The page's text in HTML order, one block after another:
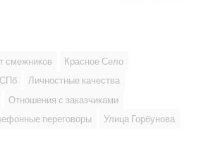
смежников
Красное Село
Личностные качества
Отношения с заказчиками
переговоры
Улица Горбунова